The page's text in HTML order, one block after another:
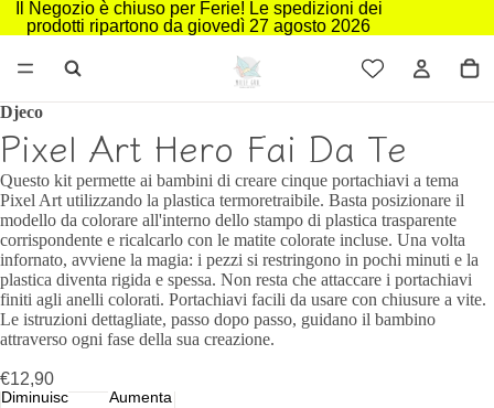
Il Negozio è chiuso per Ferie! Le spedizioni dei
prodotti ripartono da giovedì 27 agosto 2026
Djeco
Pixel Art Hero Fai Da Te
Questo kit permette ai bambini di creare cinque portachiavi a tema
Pixel Art utilizzando la plastica termoretraibile. Basta posizionare il
modello da colorare all'interno dello stampo di plastica trasparente
corrispondente e ricalcarlo con le matite colorate incluse. Una volta
infornato, avviene la magia: i pezzi si restringono in pochi minuti e la
plastica diventa rigida e spessa. Non resta che attaccare i portachiavi
finiti agli anelli colorati. Portachiavi facili da usare con chiusure a vite.
Le istruzioni dettagliate, passo dopo passo, guidano il bambino
attraverso ogni fase della sua creazione.
€12,90
Diminuisci
Aumenta